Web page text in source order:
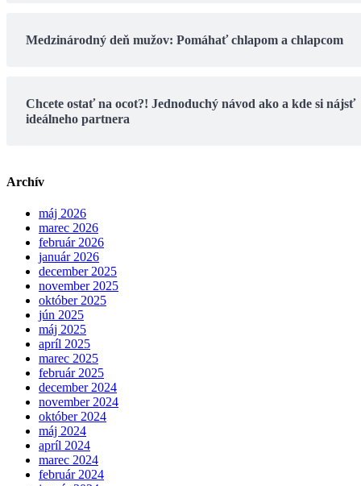
Medzinárodný deň mužov: Pomáhať chlapom a chlapcom
Chcete ostať na ocot?! Jednoduchý návod ako a kde si nájsť
ideálneho partnera
Archív
máj 2026
marec 2026
február 2026
január 2026
december 2025
november 2025
október 2025
jún 2025
máj 2025
apríl 2025
marec 2025
február 2025
december 2024
november 2024
október 2024
máj 2024
apríl 2024
marec 2024
február 2024